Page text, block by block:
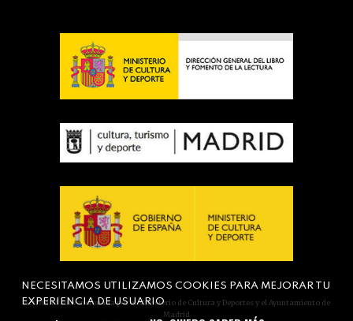
Actividad subvencionada por el Ministerio de Cultura y Deportes y el Ayuntamiento de
Madrid
NECESITAMOS UTILIZAMOS COOKIES PARA MEJORAR TU
EXPERIENCIA DE USUARIO